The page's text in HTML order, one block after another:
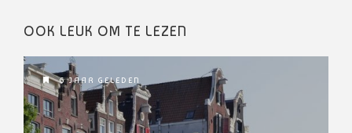
OOK LEUK OM TE LEZEN
6 JAAR GELEDEN